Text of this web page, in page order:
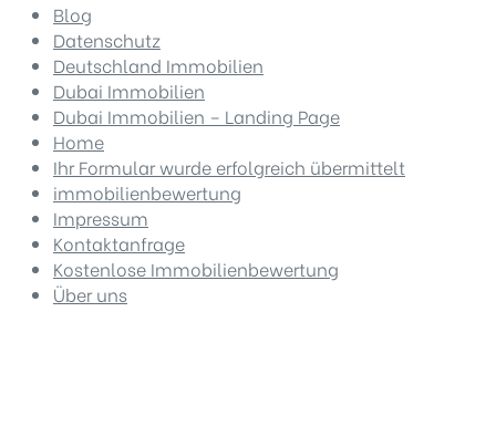
Blog
Datenschutz
Deutschland Immobilien
Dubai Immobilien
Dubai Immobilien – Landing Page
Home
Ihr Formular wurde erfolgreich übermittelt
immobilienbewertung
Impressum
Kontaktanfrage
Kostenlose Immobilienbewertung
Über uns